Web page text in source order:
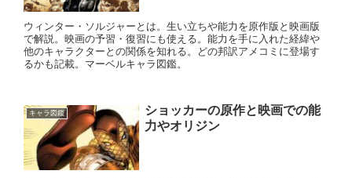
ウィンター・ソルジャーとは。生い立ちや能力を原作版と映画版
で解説。映画の予習・復習にも使える。能力を手に入れた経緯や
他のキャラクターとの関係を知れる。どの邦訳アメコミに登場す
るかも記載。マーベルキャラ図鑑。
キャラ図鑑
ショッカーの原作と映画での能
力やオリジン